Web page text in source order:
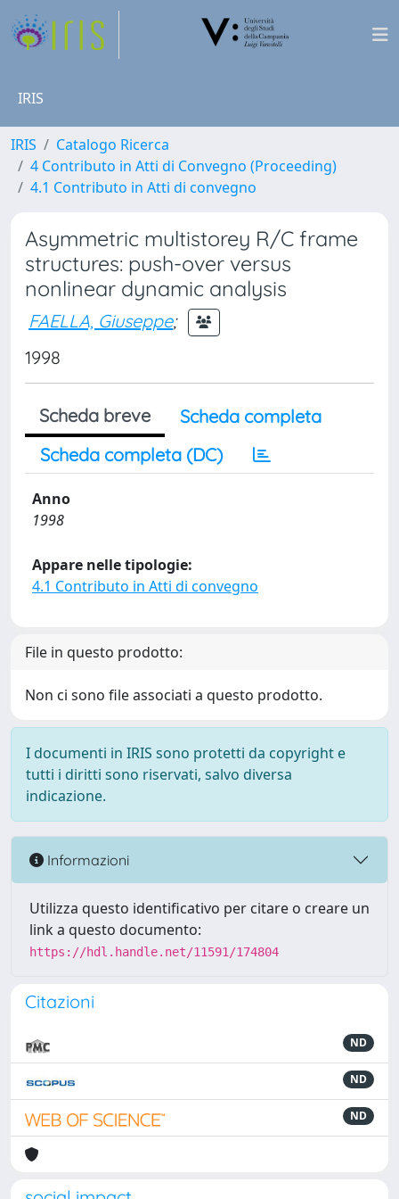
IRIS
IRIS
Catalogo Ricerca
4 Contributo in Atti di Convegno (Proceeding)
4.1 Contributo in Atti di convegno
Asymmetric multistorey R/C frame
structures: push-over versus
nonlinear dynamic analysis
FAELLA, Giuseppe;
1998
Scheda breve
Scheda completa
Scheda completa (DC)
Anno
1998
Appare nelle tipologie:
4.1 Contributo in Atti di convegno
File in questo prodotto:
Non ci sono file associati a questo prodotto.
I documenti in IRIS sono protetti da copyright e
tutti i diritti sono riservati, salvo diversa
indicazione.
Informazioni
Utilizza questo identificativo per citare o creare un
link a questo documento:
https://hdl.handle.net/11591/174804
Citazioni
ND
ND
ND